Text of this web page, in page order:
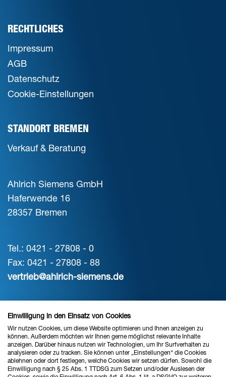
RECHTLICHES
Impressum
AGB
Datenschutz
Cookie-Einstellungen
STANDORT BREMEN
Verkauf & Beratung
Ahlrich Siemens GmbH
Haferwende 16
28357 Bremen
Tel.: 0421 - 27808 - 0
Fax: 0421 - 27808 - 88
vertrieb@ahlrich-siemens.de
STANDORT HANNOVER
Verkauf & Beratung
Ahlrich Siemens GmbH
Einwilligung in den Einsatz von Cookies
Wir nutzen Cookies, um diese Website optimieren und Ihnen anzeigen zu
können. Außerdem möchten wir Ihnen gerne möglichst relevante Inhalte
anzeigen. Darüber hinaus nutzen wir Technologien, um Ihr Surfverhalten zu
analysieren oder zu tracken. Sie können unter „Einstellungen“ die Cookies
ablehnen oder dort festlegen, welche Cookies wir setzen dürfen. Sowohl die
Einwilligung nach § 25 Abs. 1 TTDSG zum Setzen und/oder Auslesen der